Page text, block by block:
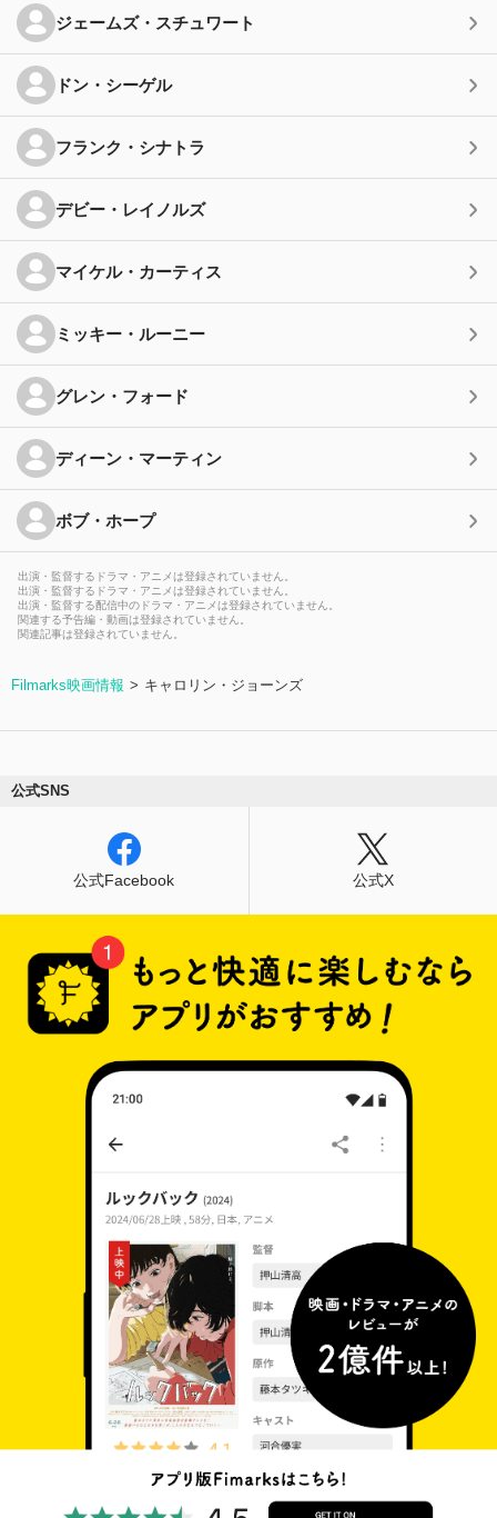
ジェームズ・スチュワート
ドン・シーゲル
フランク・シナトラ
デビー・レイノルズ
マイケル・カーティス
ミッキー・ルーニー
グレン・フォード
ディーン・マーティン
ボブ・ホープ
出演・監督するドラマ・アニメは登録されていません。
出演・監督するドラマ・アニメは登録されていません。
出演・監督する配信中のドラマ・アニメは登録されていません。
関連する予告編・動画は登録されていません。
関連記事は登録されていません。
Filmarks映画情報 キャロリン・ジョーンズ
公式SNS
公式Facebook 公式X